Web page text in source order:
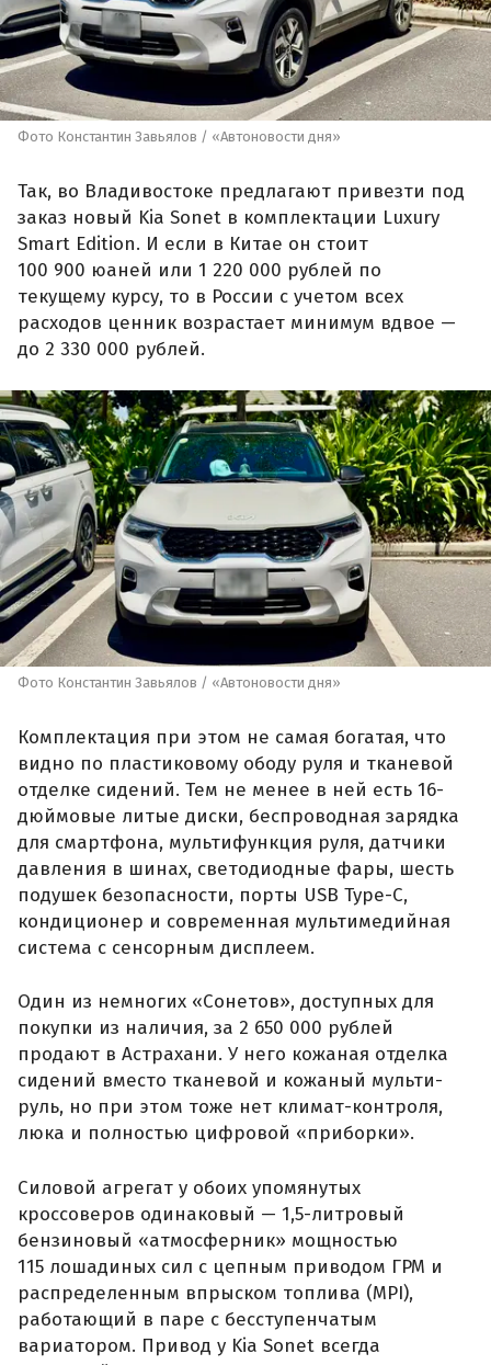
Фото Константин Завьялов / «Автоновости дня»
Так, во Владивостоке предлагают привезти под
заказ новый Kia Sonet в комплектации Luxury
Smart Edition. И если в Китае он стоит
100 900 юаней или 1 220 000 рублей по
текущему курсу, то в России с учетом всех
расходов ценник возрастает минимум вдвое —
до 2 330 000 рублей.
Фото Константин Завьялов / «Автоновости дня»
Комплектация при этом не самая богатая, что
видно по пластиковому ободу руля и тканевой
отделке сидений. Тем не менее в ней есть 16-
дюймовые литые диски, беспроводная зарядка
для смартфона, мультифункция руля, датчики
давления в шинах, светодиодные фары, шесть
подушек безопасности, порты USB Type-C,
кондиционер и современная мультимедийная
система с сенсорным дисплеем.
Один из немногих «Сонетов», доступных для
покупки из наличия, за 2 650 000 рублей
продают в Астрахани. У него кожаная отделка
сидений вместо тканевой и кожаный мульти-
руль, но при этом тоже нет климат-контроля,
люка и полностью цифровой «приборки».
Силовой агрегат у обоих упомянутых
кроссоверов одинаковый — 1,5-литровый
бензиновый «атмосферник» мощностью
115 лошадиных сил с цепным приводом ГРМ и
распределенным впрыском топлива (MPI),
работающий в паре с бесступенчатым
вариатором. Привод у Kia Sonet всегда